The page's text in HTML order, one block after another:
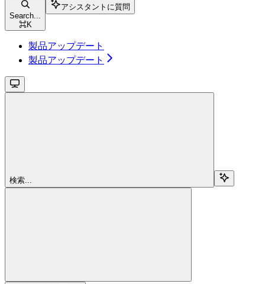
Search...
⌘K
アシスタントに質問
製品アップデート
製品アップデート
検索...